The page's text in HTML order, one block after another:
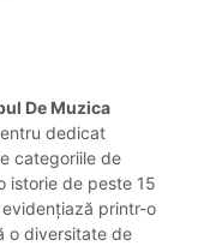
De Muzica
dedicat
categoriile de
istorie de peste 15
printr-o
o diversitate de